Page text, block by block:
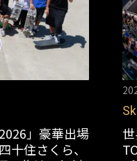
2026」豪華出場
十住さくら、